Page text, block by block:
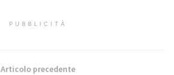
PUBBLICITÀ
Articolo precedente